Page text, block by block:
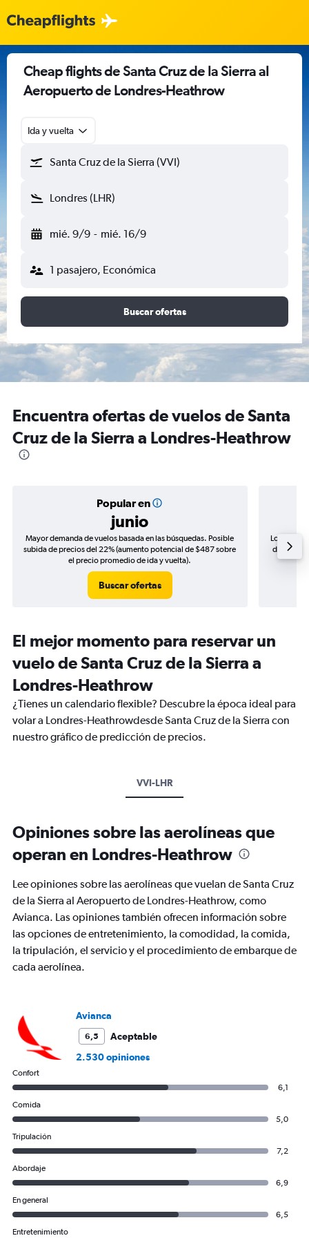
Cheap flights de Santa Cruz de la Sierra al
Aeropuerto de Londres-Heathrow
Ida y vuelta
Santa Cruz de la Sierra (VVI)
Londres (LHR)
mié. 9/9 - mié. 16/9
1 pasajero, Económica
Buscar ofertas
Encuentra ofertas de vuelos de Santa
Cruz de la Sierra a Londres-Heathrow
Popular en
junio
Mayor demanda de vuelos basada en las búsquedas. Posible
subida de precios del 22% (aumento potencial de $487 sobre
el precio promedio de ida y vuelta).
Buscar ofertas
Los
de
El mejor momento para reservar un
vuelo de Santa Cruz de la Sierra a
Londres-Heathrow
¿Tienes un calendario flexible? Descubre la época ideal para
volar a Londres-Heathrowdesde Santa Cruz de la Sierra con
nuestro gráfico de predicción de precios.
VVI-LHR
Opiniones sobre las aerolíneas que
operan en Londres-Heathrow
Lee opiniones sobre las aerolíneas que vuelan de Santa Cruz
de la Sierra al Aeropuerto de Londres-Heathrow, como
Avianca. Las opiniones también ofrecen información sobre
las opciones de entretenimiento, la comodidad, la comida,
la tripulación, el servicio y el procedimiento de embarque de
cada aerolínea.
Avianca
6,5
Aceptable
2.530 opiniones
Confort
6,1
Comida
5,0
Tripulación
7,2
Abordaje
6,9
En general
6,5
Entretenimiento